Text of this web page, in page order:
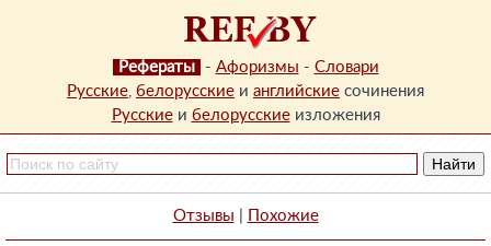
Рефераты - Афоризмы - Словари
Русские, белорусские и английские сочинения
Русскиеи белорусскиеизложения
Отзывы Похожие